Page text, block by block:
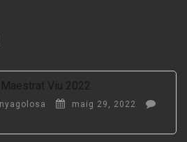
Viu 2022
maig 29, 2022